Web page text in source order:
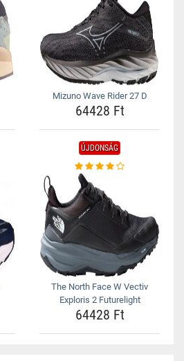
Mizuno Wave Rider 27 D
64428 Ft
ÚJDONSÁG
The North Face W Vectiv
Exploris 2 Futurelight
64428 Ft